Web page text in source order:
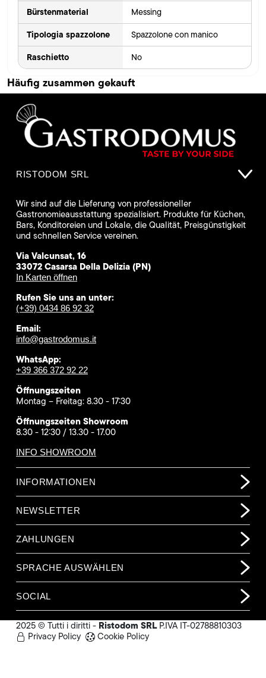
Bürstenmaterial Messing
Tipologia spazzolone Spazzolone con manico
Raschietto No
Häufig zusammen gekauft
RISTODOM SRL
Wir sind auf die Lieferung von professioneller
Gastronomieausstattung spezialisiert. Produkte für Küchen,
Bars, Konditoreien und Lokale, die Qualität, Preisgünstigkeit
und schnellen Service vereinen.
Via Valcunsat, 16
33072 Casarsa Della Delizia (PN)
In Karten öffnen
Rufen Sie uns an unter:
(+39) 0434 86 92 32
Email:
info@gastrodomus.it
WhatsApp:
+39 366 372 92 22
Öffnungszeiten
Montag – Freitag: 8.30 - 17:30
Öffnungszeiten Showroom
8.30 - 12:30 / 13.30 - 17.00
INFO SHOWROOM
INFORMATIONEN
NEWSLETTER
ZAHLUNGEN
SPRACHE AUSWÄHLEN
SOCIAL
2025 © Tutti i diritti - Ristodom SRLP.IVA IT-02788810303
Privacy Policy
Cookie Policy